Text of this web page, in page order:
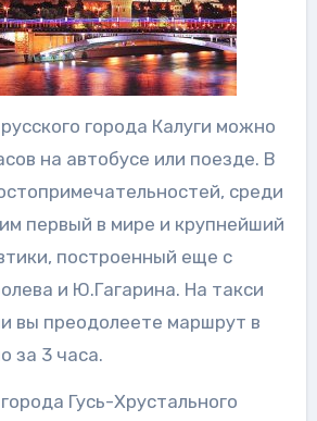
города Калуги можно
на автобусе или поезде. В
среди
первый в мире и крупнейший
построенный еще с
и Ю.Гагарина. На такси
вы преодолеете маршрут в
за 3 часа.
Гусь-Хрустального